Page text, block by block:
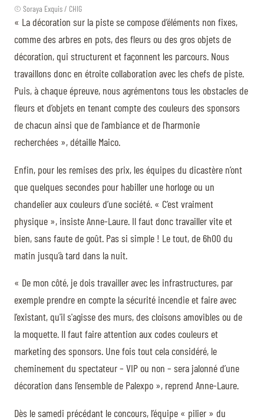
© Soraya Exquis / CHIG
« La décoration sur la piste se compose d’éléments non fixes,
comme des arbres en pots, des fleurs ou des gros objets de
décoration, qui structurent et façonnent les parcours. Nous
travaillons donc en étroite collaboration avec les chefs de piste.
Puis, à chaque épreuve, nous agrémentons tous les obstacles de
fleurs et d’objets en tenant compte des couleurs des sponsors
de chacun ainsi que de l'ambiance et de l'harmonie
recherchées », détaille Maico.
Enfin, pour les remises des prix, les équipes du dicastère n’ont
que quelques secondes pour habiller une horloge ou un
chandelier aux couleurs d’une société. « C’est vraiment
physique », insiste Anne-Laure. Il faut donc travailler vite et
bien, sans faute de goût. Pas si simple ! Le tout, de 6h00 du
matin jusqu’à tard dans la nuit.
« De mon côté, je dois travailler avec les infrastructures, par
exemple prendre en compte la sécurité incendie et faire avec
l’existant, qu'il s'agisse des murs, des cloisons amovibles ou de
la moquette. Il faut faire attention aux codes couleurs et
marketing des sponsors. Une fois tout cela considéré, le
cheminement du spectateur – VIP ou non – sera jalonné d’une
décoration dans l’ensemble de Palexpo », reprend Anne-Laure.
Dès le samedi précédant le concours, l’équipe « pilier » du